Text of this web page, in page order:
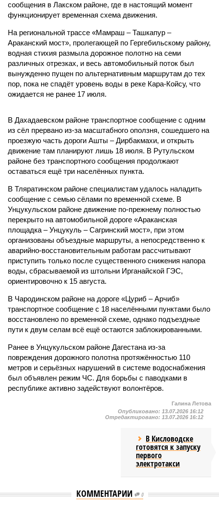
сообщения в Лакском районе, где в настоящий момент
функционирует временная схема движения.
На региональной трассе «Мамраш – Ташкапур –
Араканский мост», пролегающей по Гергебильскому району,
водная стихия размыла дорожное полотно на семи
различных отрезках, и весь автомобильный поток был
вынужденно пущен по альтернативным маршрутам до тех
пор, пока не спадёт уровень воды в реке Кара-Койсу, что
ожидается не ранее 17 июля.
В Дахадаевском районе транспортное сообщение с одним
из сёл прервано из-за масштабного оползня, сошедшего на
проезжую часть дороги Ашты – Дирбакмахи, и открыть
движение там планируют лишь 18 июля. В Рутульском
районе без транспортного сообщения продолжают
оставаться ещё три населённых пункта.
В Тляратинском районе специалистам удалось наладить
сообщение с семью сёлами по временной схеме. В
Унцукульском районе движение по-прежнему полностью
перекрыто на автомобильной дороге «Араканская
площадка – Унцукуль – Сагринский мост», при этом
организованы объездные маршруты, а непосредственно к
аварийно-восстановительным работам рассчитывают
приступить только после существенного снижения напора
воды, сбрасываемой из штольни Ирганайской ГЭС,
ориентировочно к 15 августа.
В Чародинском районе на дороге «Цуриб – Арчиб»
транспортное сообщение с 18 населёнными пунктами было
восстановлено по временной схеме, однако подъездные
пути к двум селам всё ещё остаются заблокированными.
Ранее в Унцукульском районе Дагестана из-за
повреждения дорожного полотна протяжённостью 110
метров и серьёзных нарушений в системе водоснабжения
был объявлен режим ЧС. Для борьбы с паводками в
республике активно задействуют волонтёров.
Галина Летова
Опубликовано: 13.07.2026 16:12
Отредактировано: 13.07.2026 16:12
В Кисловодске
готовятся к запуску
первого
электротакси
КОММЕНТАРИИ 0